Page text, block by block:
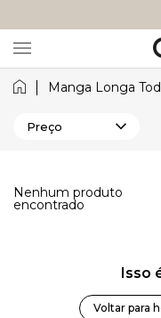
Manga Longa
Preço
Nenhum produto
encontrado
Isso
Voltar para